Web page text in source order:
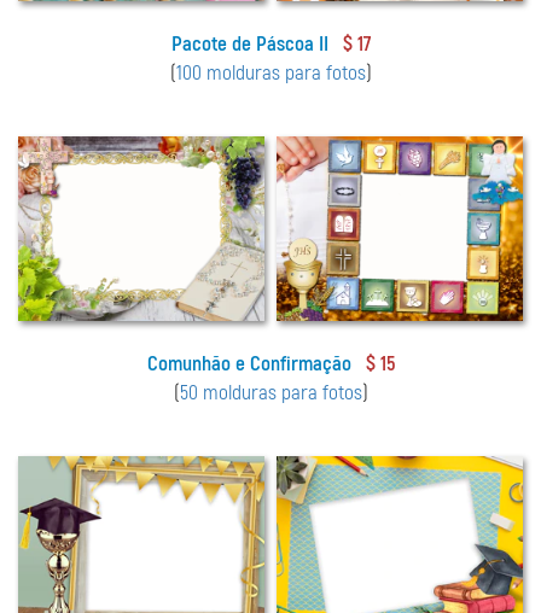
Pacote de Páscoa II
$ 17
(100 molduras para fotos)
Comunhão e Confirmação $ 15
(50 molduras para fotos)